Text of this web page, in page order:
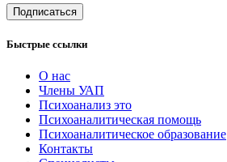
Подписаться
Быстрые ссылки
О нас
Члены УАП
Психоанализ это
Психоаналитическая помощь
Психоаналитическое образование
Контакты